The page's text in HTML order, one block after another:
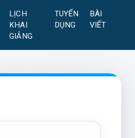
LỊCH
KHAI
GIẢNG
TUYỂN
DỤNG
BÀI
VIẾT